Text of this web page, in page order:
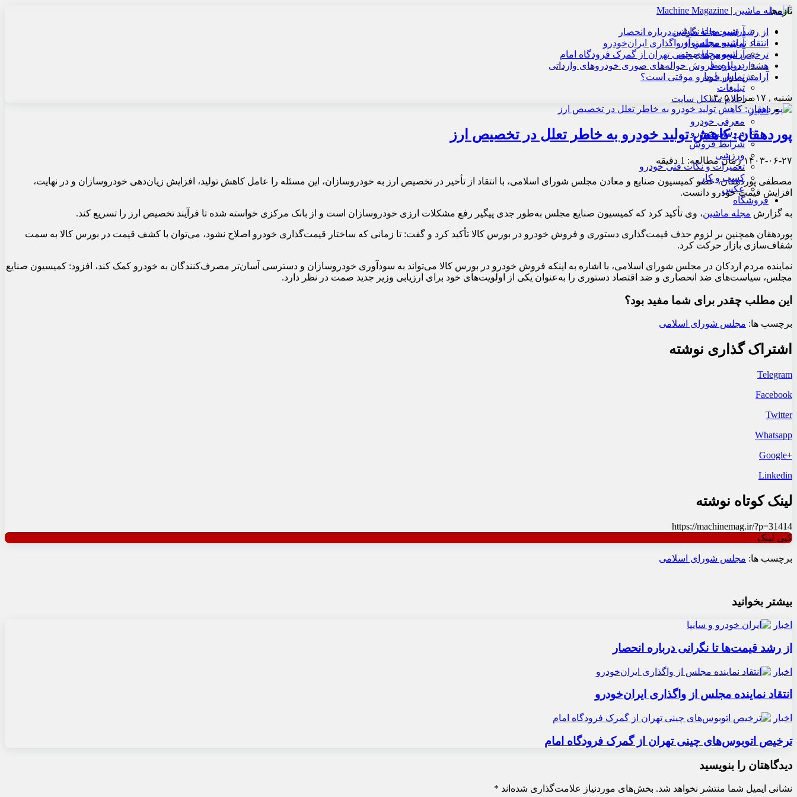
آرشیو مجله ماشین
آرشیو مجله نوآور
آرشیو مجله موتور
درباره ما
تماس با ما
تبلیغات
اعلام مشکل سایت
اخبار
معرفی خودرو
بررسی خودرو
شرایط فروش
ورزشی
تعمیرات و نکات فنی خودرو
کسب و کار
عکس
فروشگاه
تازه‌ها
از رشد قیمت‌ها تا نگرانی درباره انحصار
انتقاد نماینده مجلس از واگذاری ایران‌خودرو
ترخیص اتوبوس‌های چینی تهران از گمرک فرودگاه امام
هشدار درباره فروش حواله‌های صوری خودروهای وارداتی
آرامش بازار خودرو موقتی است؟
شنبه , ۱۷ مرداد ۱۴۰۵
پوردهقان: کاهش تولید خودرو به خاطر تعلل در تخصیص ارز
۱۴۰۳-۰۶-۲۷زمان مطالعه: 1 دقیقه
مصطفی پوردهقان، عضو کمیسیون صنایع و معادن مجلس شورای اسلامی، با انتقاد از تأخیر در تخصیص ارز به خودروسازان، این مسئله را عامل کاهش تولید، افزایش زیان‌دهی خودروسازان و در نهایت،
افزایش قیمت خودرو دانست.
به گزارش مجله ماشین، وی تأکید کرد که کمیسیون صنایع مجلس به‌طور جدی پیگیر رفع مشکلات ارزی خودروسازان است و از بانک مرکزی خواسته شده تا فرآیند تخصیص ارز را تسریع کند.
پوردهقان همچنین بر لزوم حذف قیمت‌گذاری دستوری و فروش خودرو در بورس کالا تأکید کرد و گفت: تا زمانی که ساختار قیمت‌گذاری خودرو اصلاح نشود، می‌توان با کشف قیمت در بورس کالا به سمت
شفاف‌سازی بازار حرکت کرد.
نماینده مردم اردکان در مجلس شورای اسلامی، با اشاره به اینکه فروش خودرو در بورس کالا می‌تواند به سودآوری خودروسازان و دسترسی آسان‌تر مصرف‌کنندگان به خودرو کمک کند، افزود: کمیسیون صنایع
مجلس، سیاست‌های ضد انحصاری و ضد اقتصاد دستوری را به‌عنوان یکی از اولویت‌های خود برای ارزیابی وزیر جدید صمت در نظر دارد.
این مطلب چقدر برای شما مفید بود؟
برچسب ها: مجلس شورای اسلامی
اشتراک گذاری نوشته
Telegram
Facebook
Twitter
Whatsapp
+Google
Linkedin
لینک کوتاه نوشته
https://machinemag.ir/?p=31414
کپی لینک
برچسب ها: مجلس شورای اسلامی
بیشتر بخوانید
اخبار
از رشد قیمت‌ها تا نگرانی درباره انحصار
اخبار
انتقاد نماینده مجلس از واگذاری ایران‌خودرو
اخبار
ترخیص اتوبوس‌های چینی تهران از گمرک فرودگاه امام
دیدگاهتان را بنویسید
نشانی ایمیل شما منتشر نخواهد شد. بخش‌های موردنیاز علامت‌گذاری شده‌اند *